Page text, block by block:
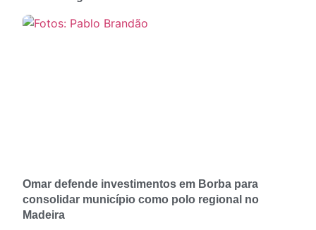
Omar defende investimentos em Borba para
consolidar município como polo regional no
Madeira